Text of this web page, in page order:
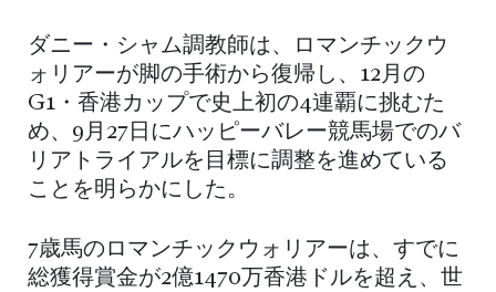
ダニー・シャム調教師は、ロマンチックウ
ォリアーが脚の手術から復帰し、12月の
G1・香港カップで史上初の4連覇に挑むた
め、9月27日にハッピーバレー競馬場でのバ
リアトライアルを目標に調整を進めている
ことを明らかにした。
7歳馬のロマンチックウォリアーは、すでに
総獲得賞金が2億1470万香港ドルを超え、世